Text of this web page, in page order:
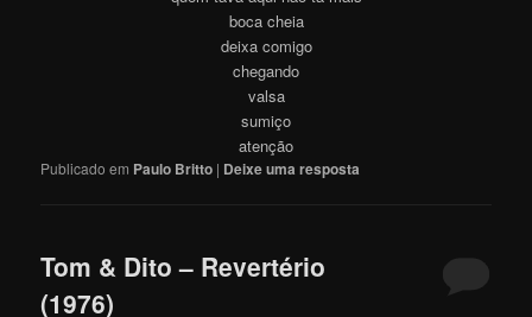
boca cheia
deixa comigo
chegando
valsa
sumiço
atenção
Publicado em Paulo Britto | Deixe uma resposta
Tom & Dito – Revertério
(1976)